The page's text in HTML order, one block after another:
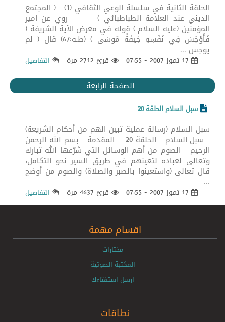
الحلقة الثانية في سلسلة الوعي الثقافي (1) ( المجتمع
الديني عند العلامة الطباطبائي ) روي عن امير
المؤمنين (عليه السلام ) قوله في معرض الآية الشريفة (
فَأَوْجَسَ فِي نَفْسِهِ خِيفَةً مُوسَى ) (طـه:67) قال ( لم
يوجس ...
قرئ 2712 مرة التفاصيل
الصفحة الرابعة
سبل السلام الحلقة 20
سبل السلام (رسالة عملية تبين الهم من أحكام الشريعة)
سبل السلام الحلقة 20 المقدمة بسم الله الرحمن
الرحيم الصوم من أهم الوسائل التي شرّعها الله تبارك
وتعالى لعباده لتعينهم في طريق السير نحو التكامل،
قال تعالى (واستعينوا بالصبر والصلاة) والصوم من أوضح
...
قرئ 4637 مرة التفاصيل
اقسام مهمة
مختارات
المكتبة الصوتية
ارسل استفتاءك
نطاقات